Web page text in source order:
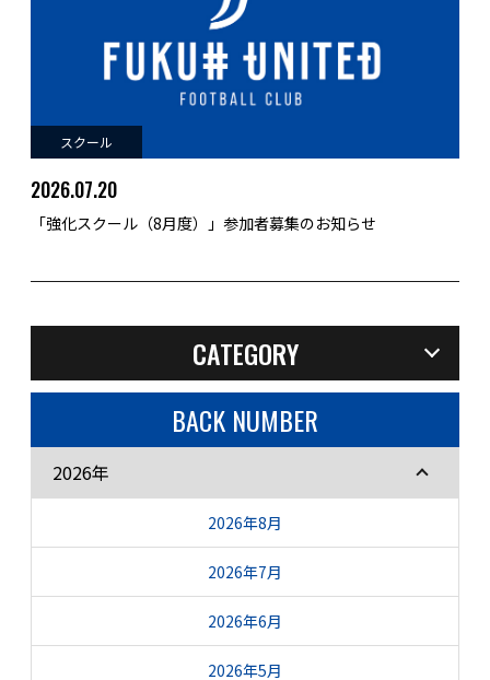
スクール
2026.07.20
「強化スクール（8月度）」参加者募集のお知らせ
CATEGORY
BACK NUMBER
2026年
2026年8月
2026年7月
2026年6月
2026年5月